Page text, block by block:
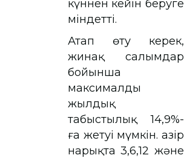
күннен кейін беруге
міндетті.
Атап өту керек,
жинақ салымдар
бойынша
максималды
жылдық
табыстылық 14,9%-
ға жетуі мүмкін. Қазір
нарықта 3,6,12 және